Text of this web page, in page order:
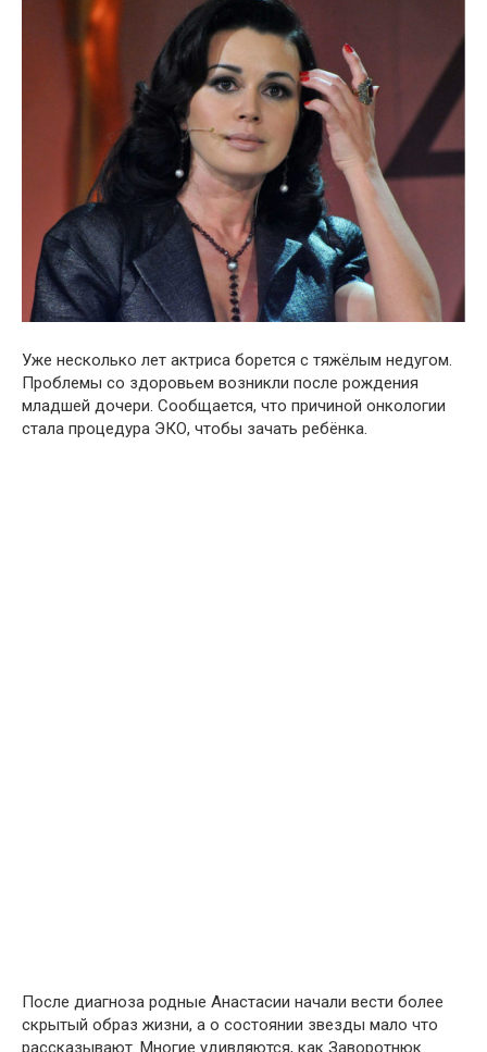
Уже несколько лет актриса борется с тяжёлым недугом.
Проблемы со здоровьем возникли после рождения
младшей дочери. Сообщается, что причиной онкологии
стала процедура ЭКО, чтобы зачать ребёнка.
После диагноза родные Анастасии начали вести более
скрытый образ жизни, а о состоянии звезды мало что
рассказывают. Многие удивляются, как Заворотнюк